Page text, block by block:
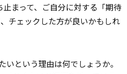
まって、ご自分に対する「期待
チェックした方が良いかもしれ
いという理由は何でしょうか。